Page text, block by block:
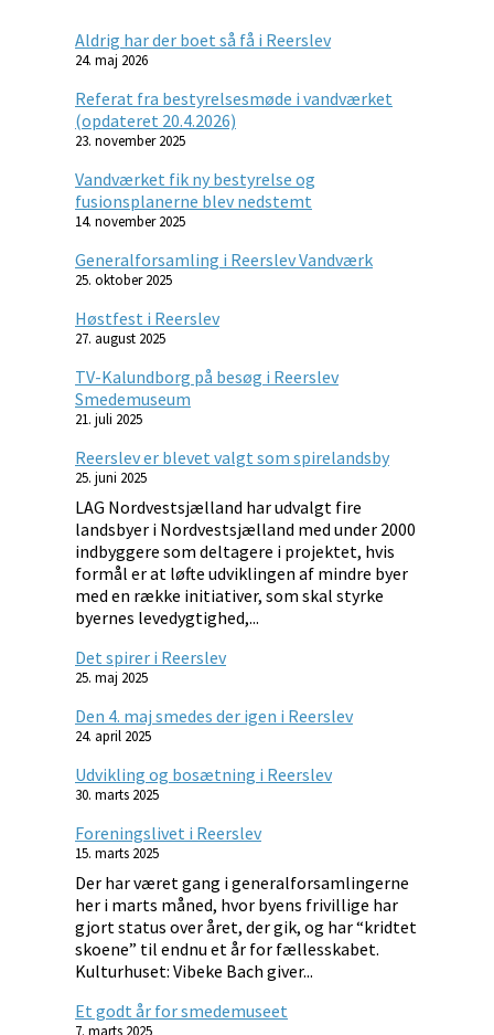
Aldrig har der boet så få i Reerslev
24. maj 2026
Referat fra bestyrelsesmøde i vandværket
(opdateret 20.4.2026)
23. november 2025
Vandværket fik ny bestyrelse og
fusionsplanerne blev nedstemt
14. november 2025
Generalforsamling i Reerslev Vandværk
25. oktober 2025
Høstfest i Reerslev
27. august 2025
TV-Kalundborg på besøg i Reerslev
Smedemuseum
21. juli 2025
Reerslev er blevet valgt som spirelandsby
25. juni 2025
LAG Nordvestsjælland har udvalgt fire
landsbyer i Nordvestsjælland med under 2000
indbyggere som deltagere i projektet, hvis
formål er at løfte udviklingen af mindre byer
med en række initiativer, som skal styrke
byernes levedygtighed,...
Det spirer i Reerslev
25. maj 2025
Den 4. maj smedes der igen i Reerslev
24. april 2025
Udvikling og bosætning i Reerslev
30. marts 2025
Foreningslivet i Reerslev
15. marts 2025
Der har været gang i generalforsamlingerne
her i marts måned, hvor byens frivillige har
gjort status over året, der gik, og har “kridtet
skoene” til endnu et år for fællesskabet.
Kulturhuset: Vibeke Bach giver...
Et godt år for smedemuseet
7. marts 2025